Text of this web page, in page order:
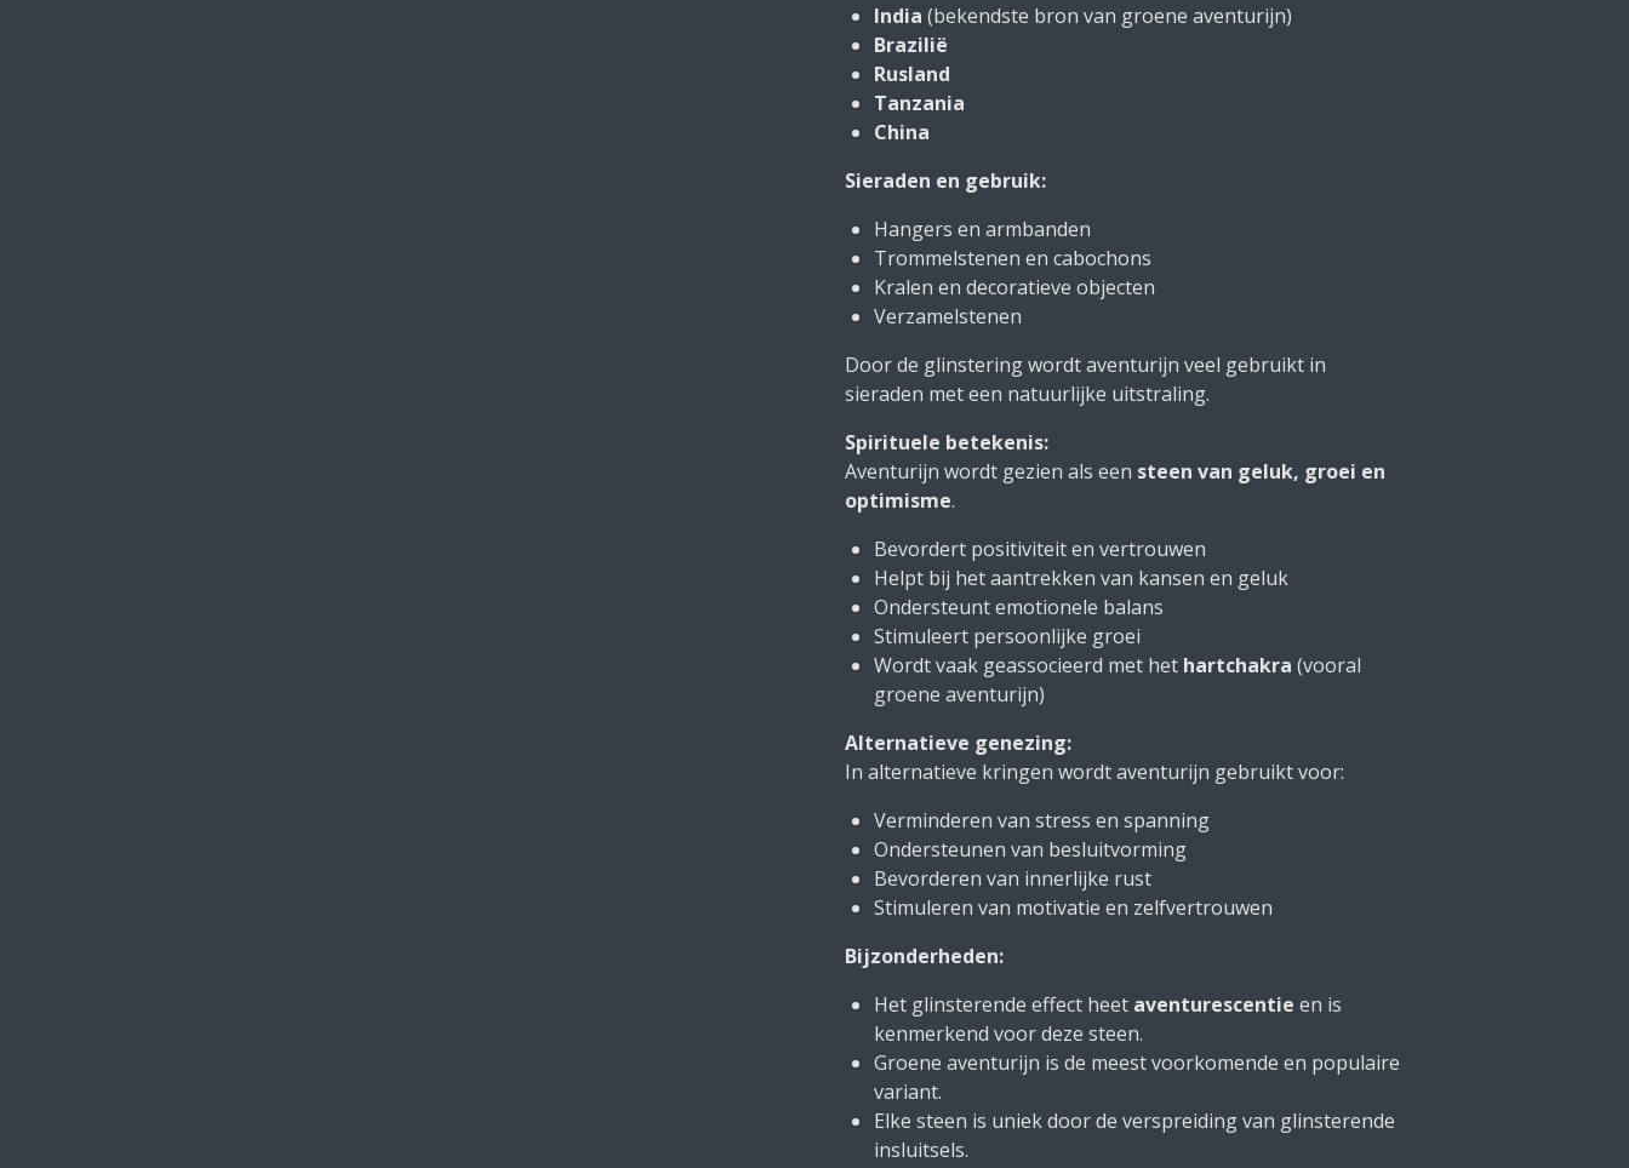
India (bekendste bron van groene aventurijn)
Brazilië
Rusland
Tanzania
China
Sieraden en gebruik:
Hangers en armbanden
Trommelstenen en cabochons
Kralen en decoratieve objecten
Verzamelstenen
Door de glinstering wordt aventurijn veel gebruikt in
sieraden met een natuurlijke uitstraling.
Spirituele betekenis:
Aventurijn wordt gezien als een steen van geluk, groei en
optimisme.
Bevordert positiviteit en vertrouwen
Helpt bij het aantrekken van kansen en geluk
Ondersteunt emotionele balans
Stimuleert persoonlijke groei
Wordt vaak geassocieerd met het hartchakra (vooral
groene aventurijn)
Alternatieve genezing:
In alternatieve kringen wordt aventurijn gebruikt voor:
Verminderen van stress en spanning
Ondersteunen van besluitvorming
Bevorderen van innerlijke rust
Stimuleren van motivatie en zelfvertrouwen
Bijzonderheden:
Het glinsterende effect heet aventurescentie en is
kenmerkend voor deze steen.
Groene aventurijn is de meest voorkomende en populaire
variant.
Elke steen is uniek door de verspreiding van glinsterende
insluitsels.